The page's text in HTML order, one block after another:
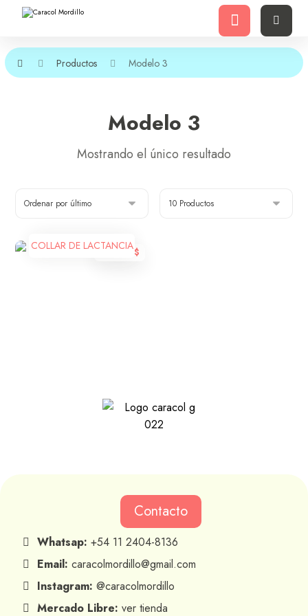
Productos Modelo 3
Modelo 3
Mostrando el único resultado
COLLAR DE LACTANCIA
10.000$
Contacto
Whatsap: +54 11 2404-8136
Email: caracolmordillo@gmail.com
Instagram: @caracolmordillo
Mercado Libre: ver tienda